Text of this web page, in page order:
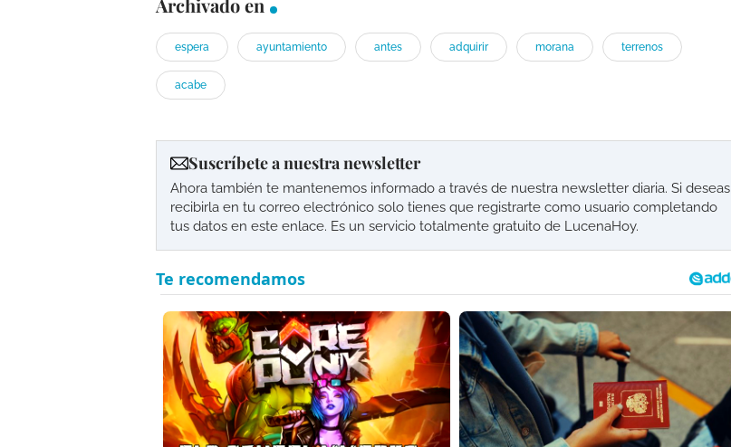
Archivado en
espera ayuntamiento antes adquirir morana terrenos
acabe
Suscríbete a nuestra newsletter
Ahora también te mantenemos informado a través de nuestra newsletter diaria. Si deseas
recibirla en tu correo electrónico solo tienes que registrarte como usuario completando
tus datos en este enlace. Es un servicio totalmente gratuito de LucenaHoy.